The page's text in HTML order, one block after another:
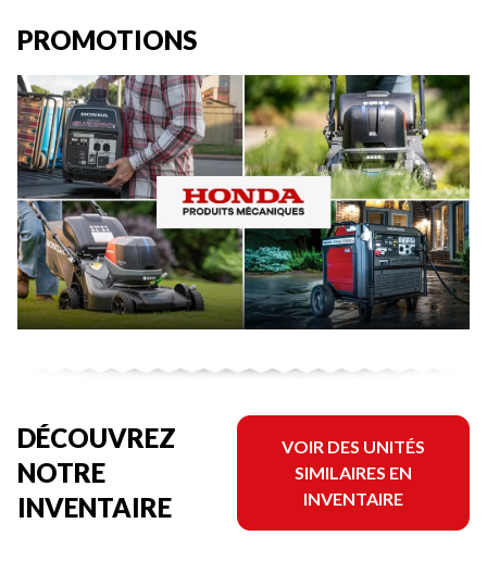
PROMOTIONS
DÉCOUVREZ
NOTRE
INVENTAIRE
VOIR DES UNITÉS
SIMILAIRES EN
INVENTAIRE